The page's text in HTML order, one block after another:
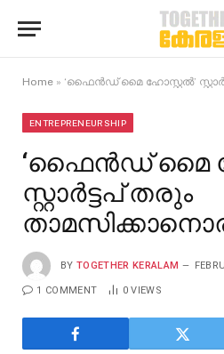
Home » ‘ഫൈൻഡ് മൈ ഹോസ്റ്റൽ’
ENTREPRENEURSHIP
‘ഫൈൻഡ് മൈ
സ്റ്റാർട്ടപ് തരും
BY TOGETHER KERALAM
1 COMMENT 0VIEWS